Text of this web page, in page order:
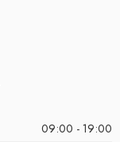
09:00 - 19:00